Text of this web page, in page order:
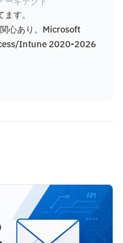
す。
心あり。Microsoft
Intune 2020-2026